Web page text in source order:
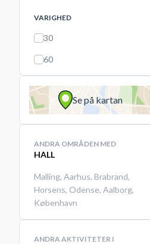
VARIGHED
30
60
Se på kartan
ANDRA OMRÅDEN MED
HALL
Malling, Aarhus, Brabrand,
Horsens, Odense, Aalborg,
København
ANDRA AKTIVITETER I